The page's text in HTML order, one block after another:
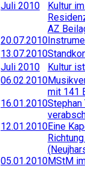
Juli 2010
Kultur
AZ
20.07.2010
13.07.2010
Juli 2010
Kultur
06.02.2010
mit 141
16.01.2010Stephan
12.01.2010Eine
05.01.2010MStM